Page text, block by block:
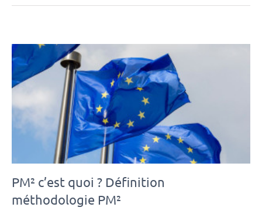
PM² c’est quoi ? Définition
méthodologie PM²